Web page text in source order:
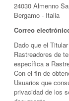
24030 Almenno
Bergamo - Italia
Correo
Dado que el
Rastreadores de
específica a
Con el fin de
Usuarios que
privacidad de los